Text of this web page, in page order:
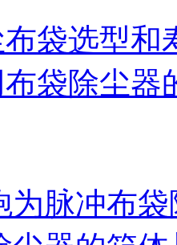
布袋选型和
袋除尘器
为脉冲布